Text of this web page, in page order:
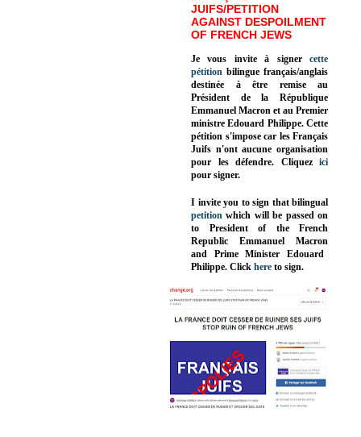
JUIFS/PETITION
AGAINST DESPOILMENT
OF FRENCH JEWS
Je vous invite à signer cette
pétition bilingue français/anglais
destinée à être remise au
Président de la République
Emmanuel Macron et au Premier
ministre Edouard Philippe. Cette
pétition s'impose car les Français
Juifs n'ont aucune organisation
pour les défendre. Cliquez
ici
pour signer.
I invite you to sign that bilingual
petition which will be passed on
to President of the French
Republic Emmanuel Macron
and Prime Minister Edouard
Philippe. Click here to sign.